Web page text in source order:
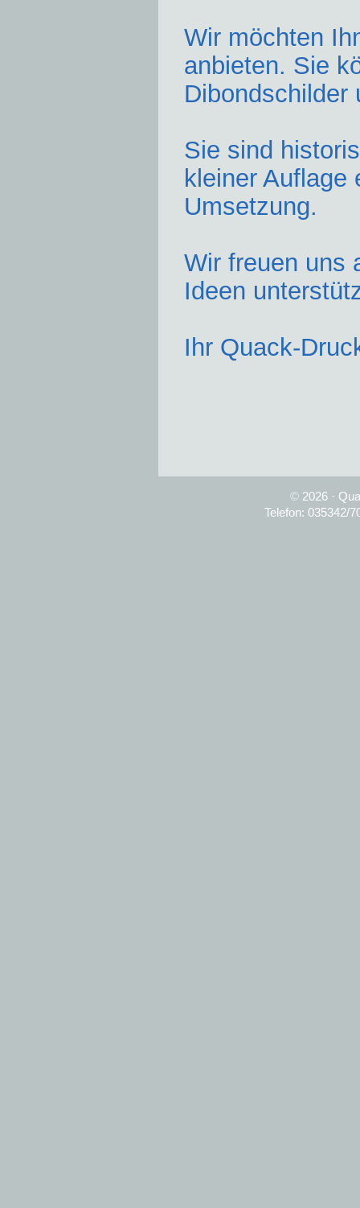
Wir möchten
anbieten. Sie
Sie sind
kleiner Auflage
Umsetzung.
Wir freuen uns
Ideen
Ihr Quack-
© 2026 ·
Telefon: 035342/